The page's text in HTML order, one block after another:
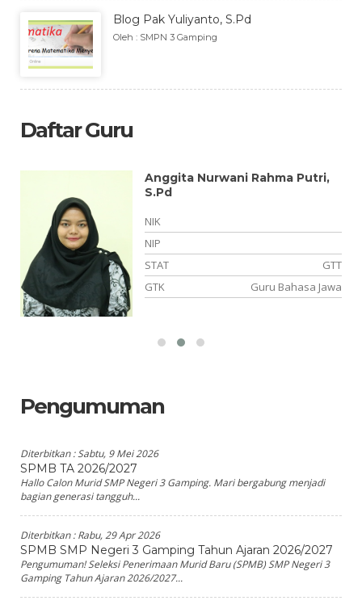
Blog Pak Yuliyanto, S.Pd
Oleh : SMPN 3 Gamping
Daftar Guru
Anggita Nurwani Rahma Putri,
S.Pd
NIK
NIP
STAT
GTT
GTK
Guru Bahasa Jawa
Pengumuman
Diterbitkan :Sabtu, 9 Mei 2026
SPMB TA 2026/2027
Hallo Calon Murid SMP Negeri 3 Gamping. Mari bergabung menjadi
bagian generasi tangguh...
Diterbitkan :Rabu, 29 Apr 2026
SPMB SMP Negeri 3 Gamping Tahun Ajaran 2026/2027
Pengumuman! Seleksi Penerimaan Murid Baru (SPMB) SMP Negeri 3
Gamping Tahun Ajaran 2026/2027...